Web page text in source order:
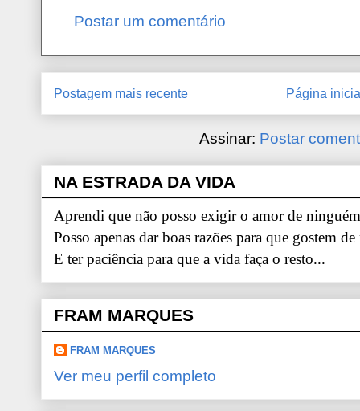
Postar um comentário
Postagem mais recente Página
Assinar: Postar
NA ESTRADA DA VIDA
Aprendi que não posso exigir o amor de
Posso apenas dar boas razões para que gostem
E ter paciência para que a vida faça o resto...
FRAM MARQUES
FRAM MARQUES
Ver meu perfil completo